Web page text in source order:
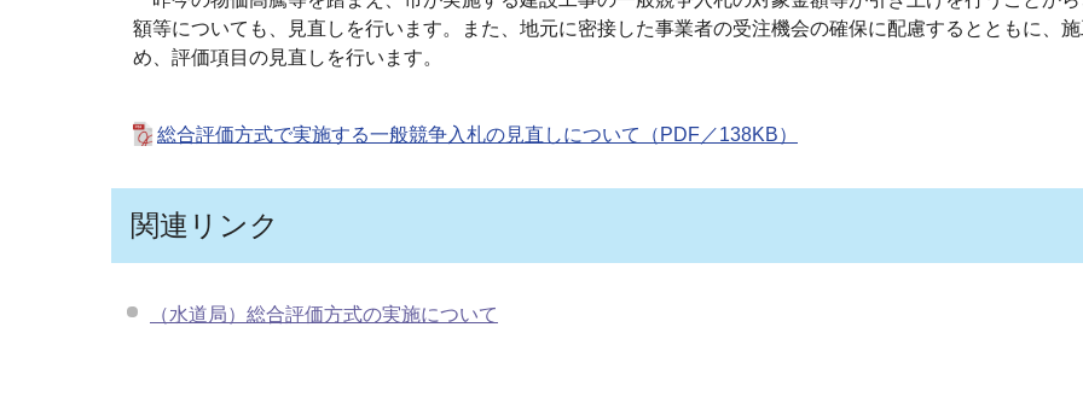
額等についても、見直しを行います。また、地元に密接した事業者の受注機会の確保に配慮するとともに、
め、評価項目の見直しを行います。
総合評価方式で実施する一般競争入札の見直しについて（PDF／138KB）
関連リンク
（水道局）総合評価方式の実施について